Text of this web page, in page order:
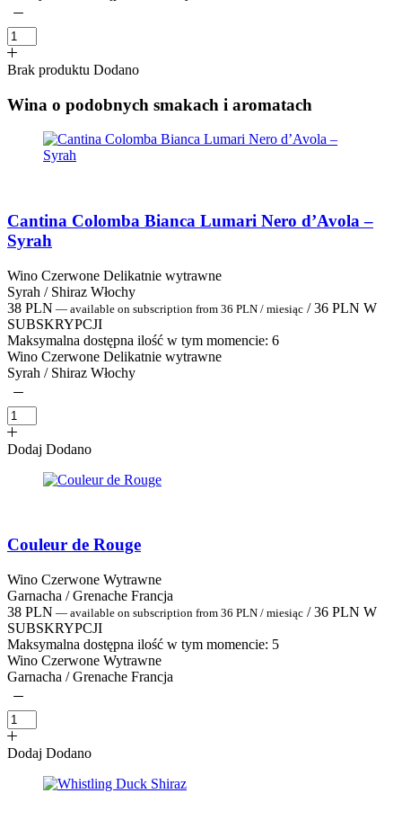
Brak produktu Dodano
Wina o podobnych smakach i aromatach
Cantina Colomba Bianca Lumari Nero d’Avola –
Syrah
Wino Czerwone Delikatnie wytrawne
Syrah / Shiraz Włochy
38 PLN — available on subscription from 36 PLN / miesiąc / 36 PLN W
SUBSKRYPCJI
Maksymalna dostępna ilość w tym momencie: 6
Wino Czerwone Delikatnie wytrawne
Syrah / Shiraz Włochy
Dodaj Dodano
Couleur de Rouge
Wino Czerwone Wytrawne
Garnacha / Grenache Francja
38 PLN — available on subscription from 36 PLN / miesiąc / 36 PLN W
SUBSKRYPCJI
Maksymalna dostępna ilość w tym momencie: 5
Wino Czerwone Wytrawne
Garnacha / Grenache Francja
Dodaj Dodano